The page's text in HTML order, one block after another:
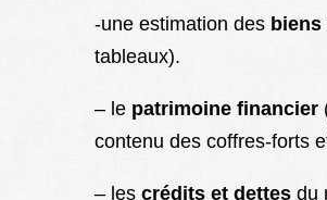
-une estimation des
tableaux).
– le patrimoine financier
contenu des coffres-forts
– les crédits et dettes du